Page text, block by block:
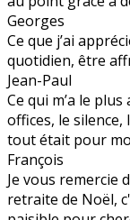
Georges
Ce que j’ai
quotidien, être
Jean-Paul
Ce qui m’a le
offices, le
tout était pour
François
Je vous remercie
retraite de Noël,